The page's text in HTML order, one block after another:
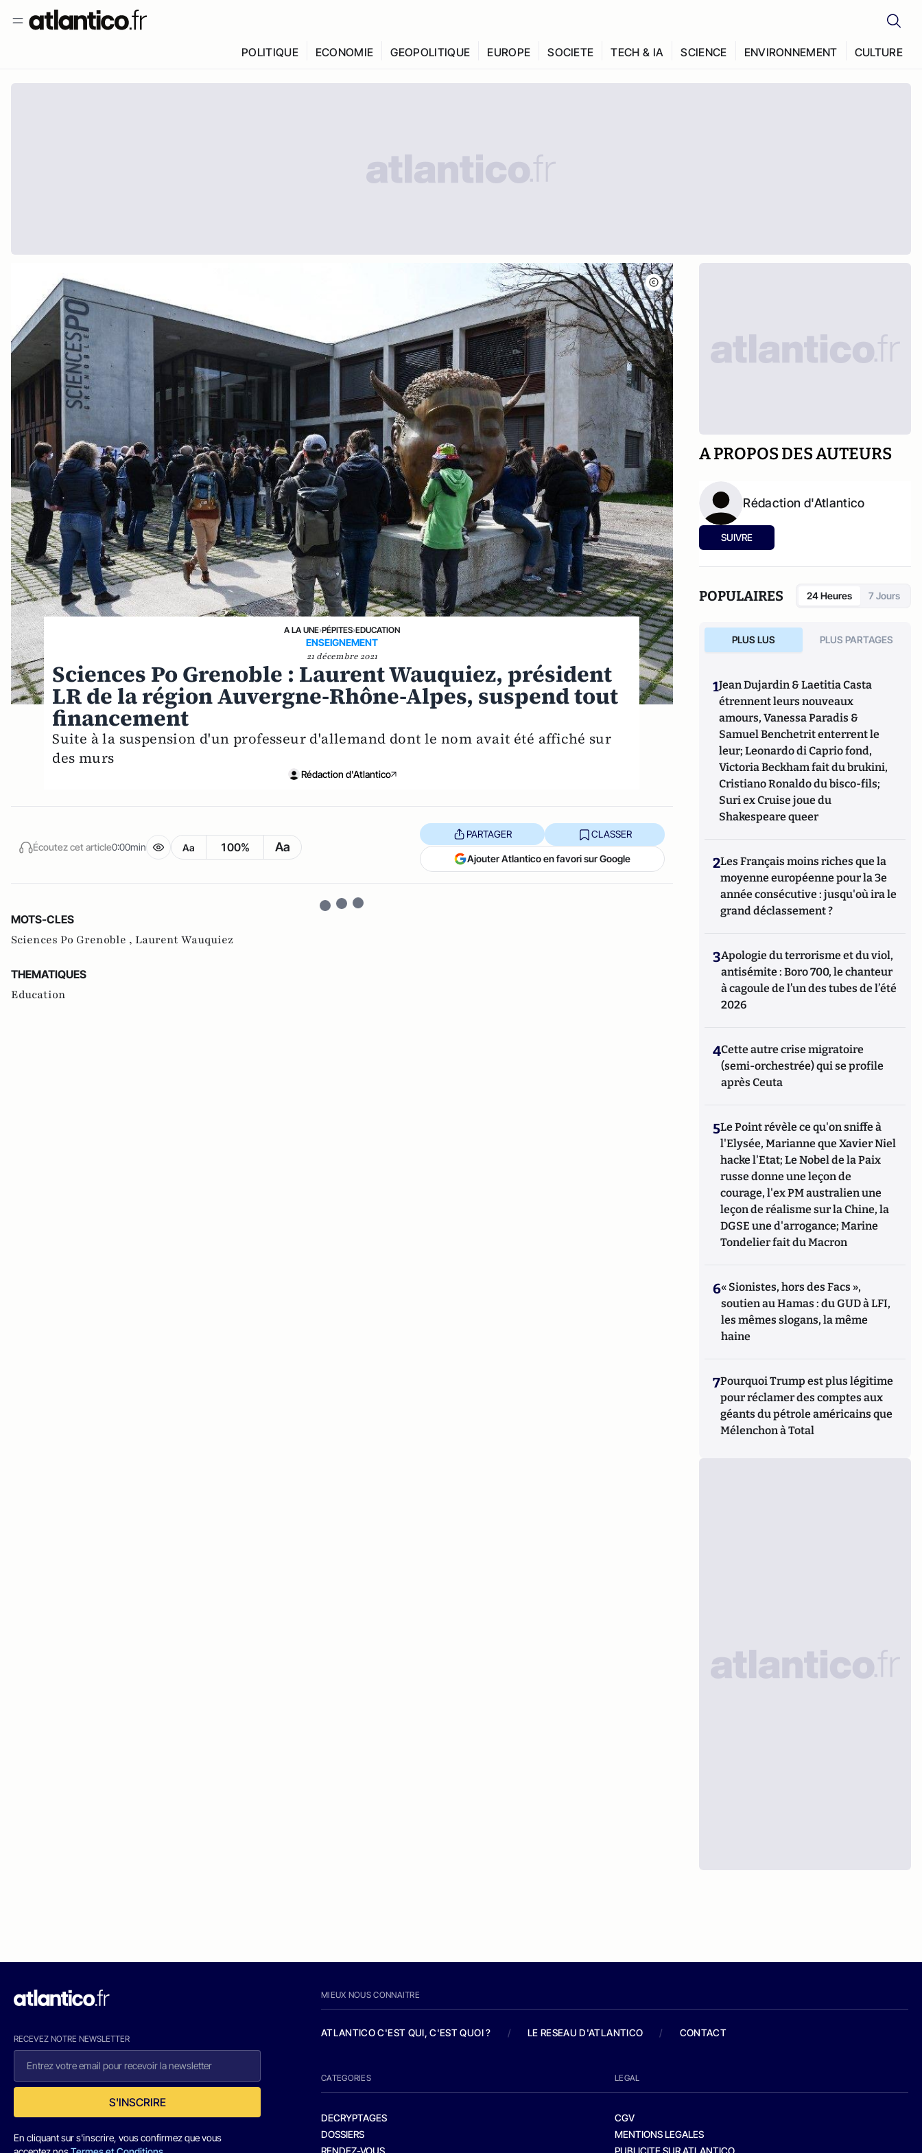
POLITIQUE ECONOMIE GEOPOLITIQUE EUROPE SOCIETE TECH & IA SCIENCE ENVIRONNEMENT CULTURE
A LA UNE›PÉPITES›EDUCATION
ENSEIGNEMENT
21 décembre 2021
Sciences Po Grenoble : Laurent Wauquiez, président
LR de la région Auvergne-Rhône-Alpes, suspend tout
financement
Suite à la suspension d'un professeur d'allemand dont le nom avait été affiché sur
des murs
Rédaction d'Atlantico
Écoutez cet article0:00min Aa 100% Aa
PARTAGER CLASSER
Ajouter Atlantico en favori sur Google
MOTS-CLES
Sciences Po Grenoble , Laurent Wauquiez
THEMATIQUES
Education
A PROPOS DES AUTEURS
Rédaction d'Atlantico
SUIVRE
POPULAIRES 24 Heures 7 Jours
PLUS LUS PLUS PARTAGES
1Jean Dujardin & Laetitia Casta
étrennent leurs nouveaux
amours, Vanessa Paradis &
Samuel Benchetrit enterrent le
leur; Leonardo di Caprio fond,
Victoria Beckham fait du brukini,
Cristiano Ronaldo du bisco-fils;
Suri ex Cruise joue du
Shakespeare queer
2Les Français moins riches que la
moyenne européenne pour la 3e
année consécutive : jusqu'où ira le
grand déclassement ?
3Apologie du terrorisme et du viol,
antisémite : Boro 700, le chanteur
à cagoule de l’un des tubes de l’été
2026
4Cette autre crise migratoire
(semi-orchestrée) qui se profile
après Ceuta
5Le Point révèle ce qu'on sniffe à
l'Elysée, Marianne que Xavier Niel
hacke l'Etat; Le Nobel de la Paix
russe donne une leçon de
courage, l'ex PM australien une
leçon de réalisme sur la Chine, la
DGSE une d'arrogance; Marine
Tondelier fait du Macron
6« Sionistes, hors des Facs »,
soutien au Hamas : du GUD à LFI,
les mêmes slogans, la même
haine
7Pourquoi Trump est plus légitime
pour réclamer des comptes aux
géants du pétrole américains que
Mélenchon à Total
RECEVEZ NOTRE NEWSLETTER
S'INSCRIRE
En cliquant sur s'inscrire, vous confirmez que vous
MIEUX NOUS CONNAITRE
ATLANTICO C'EST QUI, C'EST QUOI ? / LE RESEAU D'ATLANTICO / CONTACT
CATEGORIES
DECRYPTAGES
DOSSIERS
RENDEZ-VOUS
LEGAL
CGV
MENTIONS LEGALES
PUBLICITE SUR ATLANTICO